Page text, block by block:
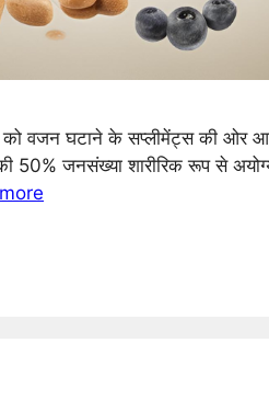
को वजन घटाने के सप्लीमेंट्स की ओर
50% जनसंख्या शारीरिक रूप से